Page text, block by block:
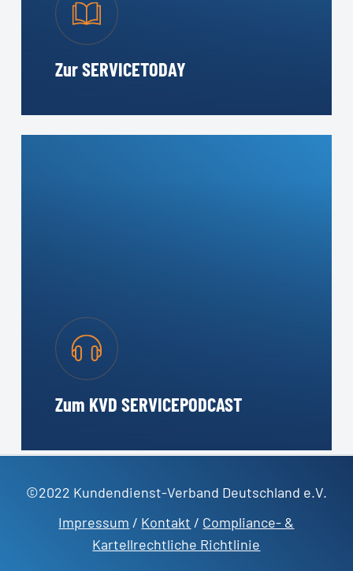
Zur SERVICETODAY
Zum KVD SERVICEPODCAST
©2022 Kundendienst-Verband Deutschland e.V.
Impressum / Kontakt / Compliance- &
Kartellrechtliche Richtlinie